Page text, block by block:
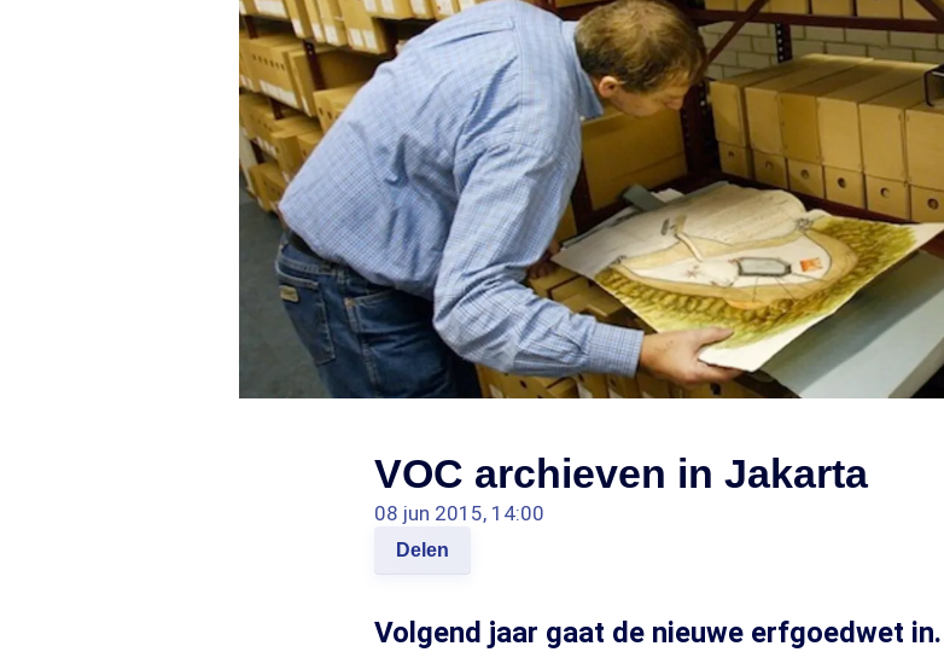
VOC archieven in Jakarta
08 jun 2015, 14:00
Delen
Volgend jaar gaat de nieuwe erfgoedwet